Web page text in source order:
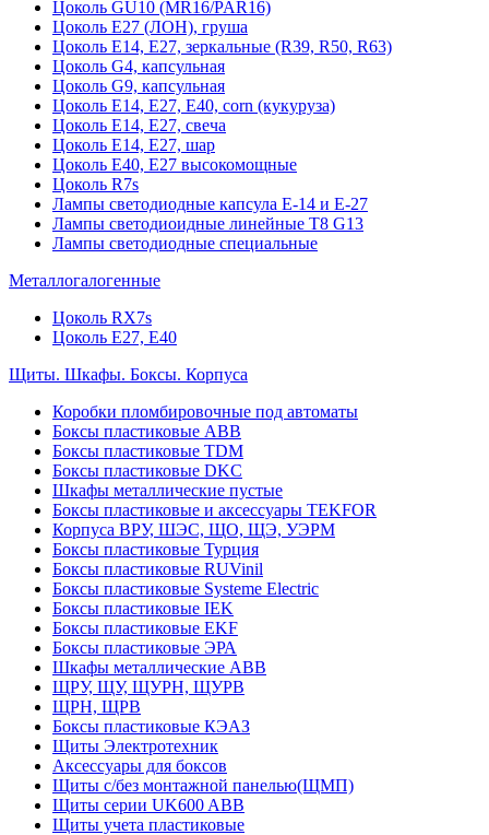
Цоколь GU10 (MR16/PAR16)
Цоколь Е27 (ЛОН), груша
Цоколь Е14, Е27, зеркальные (R39, R50, R63)
Цоколь G4, капсульная
Цоколь G9, капсульная
Цоколь Е14, Е27, Е40, corn (кукуруза)
Цоколь Е14, Е27, свеча
Цоколь Е14, Е27, шар
Цоколь Е40, Е27 высокомощные
Цоколь R7s
Лампы светодиодные капсула Е-14 и Е-27
Лампы светодиоидные линейные T8 G13
Лампы светодиодные специальные
Металлогалогенные
Цоколь RX7s
Цоколь Е27, E40
Щиты. Шкафы. Боксы. Корпуса
Коробки пломбировочные под автоматы
Боксы пластиковые ABB
Боксы пластиковые TDM
Боксы пластиковые DKC
Шкафы металлические пустые
Боксы пластиковые и аксессуары TEKFOR
Корпуса ВРУ, ШЭС, ЩО, ЩЭ, УЭРМ
Боксы пластиковые Турция
Боксы пластиковые RUVinil
Боксы пластиковые Systeme Electric
Боксы пластиковые IEK
Боксы пластиковые EKF
Боксы пластиковые ЭРА
Шкафы металлические ABB
ЩРУ, ЩУ, ЩУРН, ЩУРВ
ЩРН, ЩРВ
Боксы пластиковые КЭАЗ
Щиты Электротехник
Аксессуары для боксов
Щиты с/без монтажной панелью(ЩМП)
Щиты серии UK600 ABB
Щиты учета пластиковые